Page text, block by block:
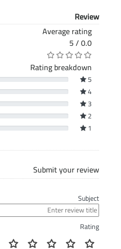
Review
Average rating
0.0 / 5
Rating breakdown
5
4
3
2
1
Submit your review
Subject
Rating